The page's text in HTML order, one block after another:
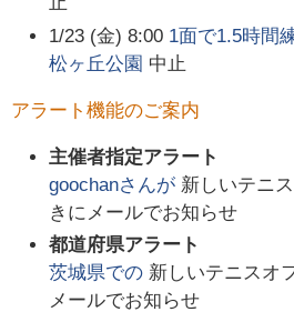
1/23 (金) 8:00 1面で1.5時間
松ヶ丘公園 中止
アラート機能のご案内
主催者指定アラート
goochanさんが 新しいテニ
きにメールでお知らせ
都道府県アラート
茨城県での 新しいテニスオ
メールでお知らせ